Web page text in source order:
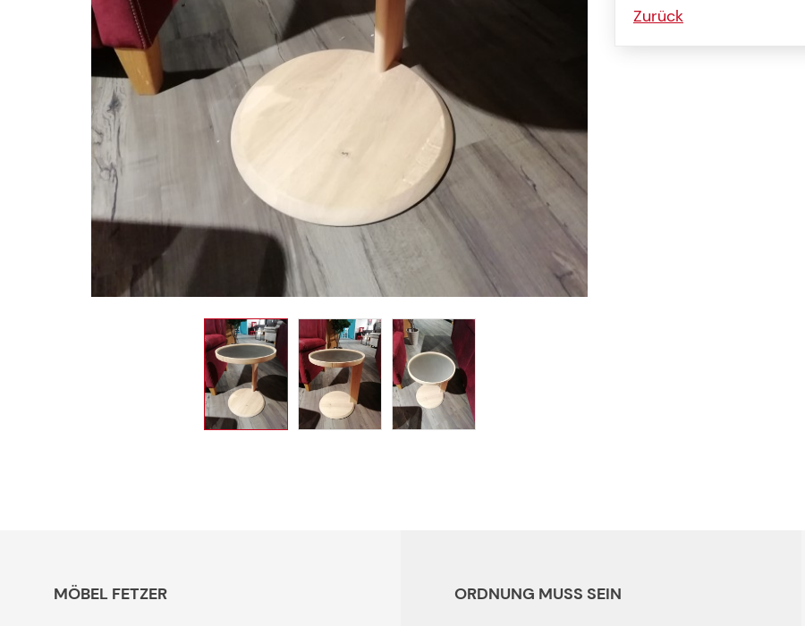
Zurück
MÖBEL FETZER ORDNUNG MUSS SEIN